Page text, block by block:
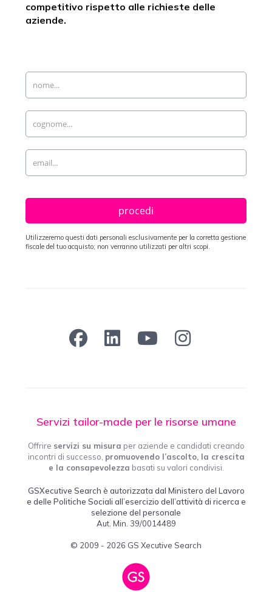
competitivo rispetto alle richieste delle
aziende.
procedi
Utilizzeremo questi dati personali esclusivamente per la corretta gestione
fiscale del tuo acquisto; non verranno utilizzati per altri scopi.
Servizi tailor-made per le risorse umane
Offrire servizi su misura per aziende e candidati creando
incontri di successo, promuovendo l’ascolto, la crescita
e la consapevolezza basati su valori condivisi.
GSXecutive Search è autorizzata dal Ministero del Lavoro
e delle Politiche Sociali all’esercizio dell’attività di ricerca e
selezione del personale
Aut. Min. 39/0014489
© 2009 - 2026 GS Xecutive Search